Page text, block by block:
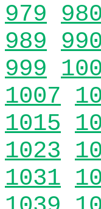
979
989
999
1007
1015
1023
1031